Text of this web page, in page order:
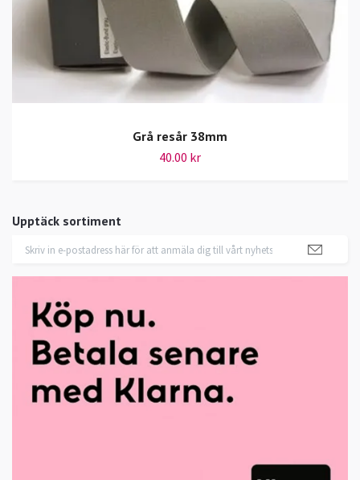
Upptäck sortiment
Grå resår 38mm
40.00 kr